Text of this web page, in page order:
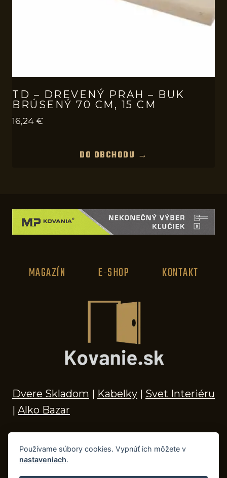
TD – DREVENÝ PRAH – BUK
BRÚSENÝ 70 CM, 15 CM
16,24 €
DO OBCHODU →
MAGAZÍN E-SHOP KONTAKT
Dvere Skladom | Kabelky | Svet Interiéru
| Alko Bazar
© 2026 Kľučky na dvere, madlá, kovania,
Používame súbory cookies. Vypnúť ich môžete v
nastaveniach.